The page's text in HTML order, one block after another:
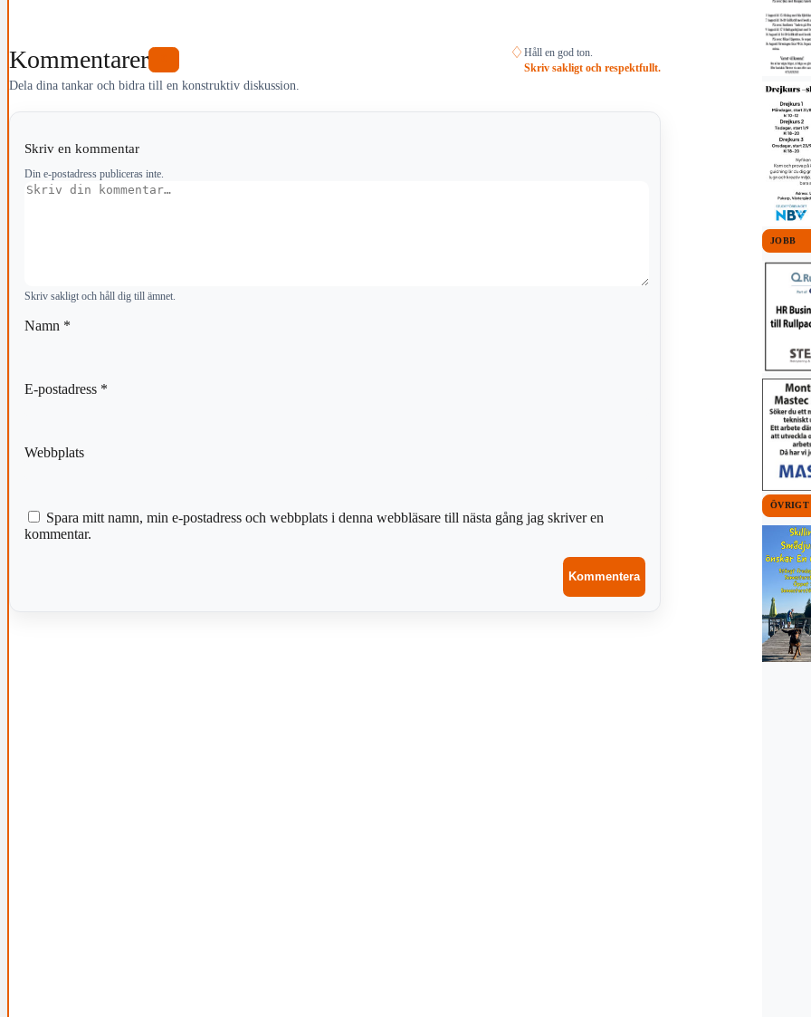
Kommentarer
Dela dina tankar och bidra till en konstruktiv diskussion.
♢ Håll en god ton.
Skriv sakligt och respektfullt.
Skriv en kommentar
Din e-postadress publiceras inte.
Kommentar
Skriv sakligt och håll dig till ämnet.
Namn *
E-postadress *
Webbplats
Spara mitt namn, min e-postadress och webbplats i denna webbläsare till nästa gång jag skriver en
kommentar.
JOBB
ÖVRIGT